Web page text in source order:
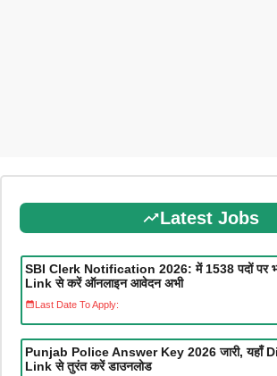
Latest Jobs
SBI Clerk Notification 2026: में 1538 पदों पर
Link से करें ऑनलाइन आवेदन अभी
Last Date To Apply:
Punjab Police Answer Key 2026 जारी, यहाँ
Link से तुरंत करें डाउनलोड